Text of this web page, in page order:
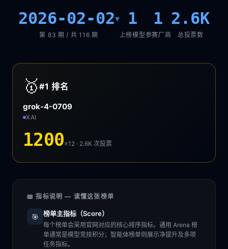
2026-02-02▾
第 83 期 / 共 116 期
1
上榜模型
1
参赛厂商
2.6K
总投票数
🥇 #1排名
grok-4-0709
XAI
1200±12 · 2.6K次投票
📖 指标说明 — 读懂这张榜单
🎯 榜单主指标（Score）
每个榜单会采用官网对应的核心排序指标。通用 Arena 榜
单通常是模型竞技积分；智能体榜单则展示净提升及多项
任务指标。